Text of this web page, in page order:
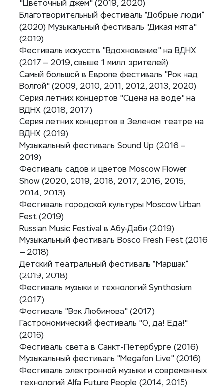
"Цветочный джем" (2019, 2020)
Благотворительный фестиваль “Добрые люди”
(2020) Музыкальный фестиваль "Дикая мята"
(2019)
Фестиваль искусств "Вдохновение" на ВДНХ
(2017 — 2019, свыше 1 милл. зрителей)
Самый большой в Европе фестиваль "Рок над
Волгой" (2009, 2010, 2011, 2012, 2013, 2020)
Серия летних концертов "Сцена на воде" на
ВДНХ (2018, 2017)
Серия летних концертов в Зеленом театре на
ВДНХ (2019)
Музыкальный фестиваль Sound Up (2016 —
2019)
Фестиваль садов и цветов Moscow Flower
Show (2020, 2019, 2018, 2017, 2016, 2015,
2014, 2013)
Фестиваль городской культуры Moscow Urban
Fest (2019)
Russian Music Festival в Абу-Даби (2019)
Музыкальный фестиваль Bosco Fresh Fest (2016
— 2018)
Детский театральный фестиваль “Маршак”
(2019, 2018)
Фестиваль музыки и технологий Synthosium
(2017)
Фестиваль "Век Любимова" (2017)
Гастрономический фестиваль "О, да! Еда!"
(2016)
Фестиваль света в Санкт-Петербурге (2016)
Музыкальный фестиваль "Megafon Live" (2016)
Фестиваль электронной музыки и современных
технологий Alfa Future People (2014, 2015)